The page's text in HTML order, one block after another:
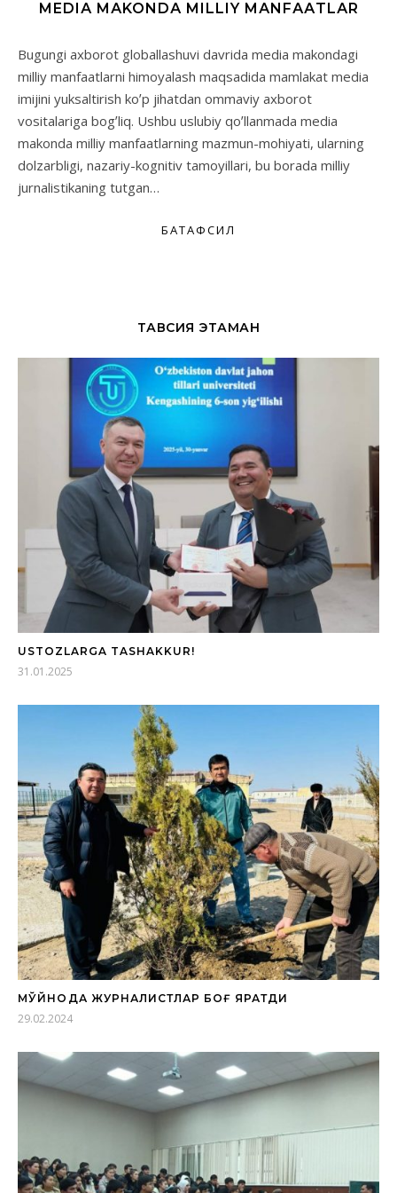
MEDIА MАKONDА MILLIY MАNFААTLАR
Bugungi axborot globallashuvi davrida media makondagi
milliy manfaatlarni himoyalash maqsadida mamlakat media
imijini yuksaltirish koʼp jihatdan ommaviy axborot
vositalariga bogʼliq. Ushbu uslubiy qoʼllanmada media
makonda milliy manfaatlarning mazmun-mohiyati, ularning
dolzarbligi, nazariy-kognitiv tamoyillari, bu borada milliy
jurnalistikaning tutgan…
БАТАФСИЛ
ТАВСИЯ ЭТАМАН
USTOZLARGA TASHAKKUR!
31.01.2025
МЎЙНОҚДА ЖУРНАЛИСТЛАР БОҒ ЯРАТДИ
29.02.2024